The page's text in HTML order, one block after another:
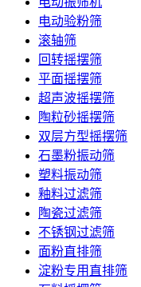
电动验粉筛
滚轴筛
回转摇摆筛
平面摇摆筛
超声波摇摆筛
陶粒砂摇摆筛
双层方型摇摆筛
石墨粉振动筛
塑料振动筛
釉料过滤筛
陶瓷过滤筛
不锈钢过滤筛
面粉直排筛
淀粉专用直排筛